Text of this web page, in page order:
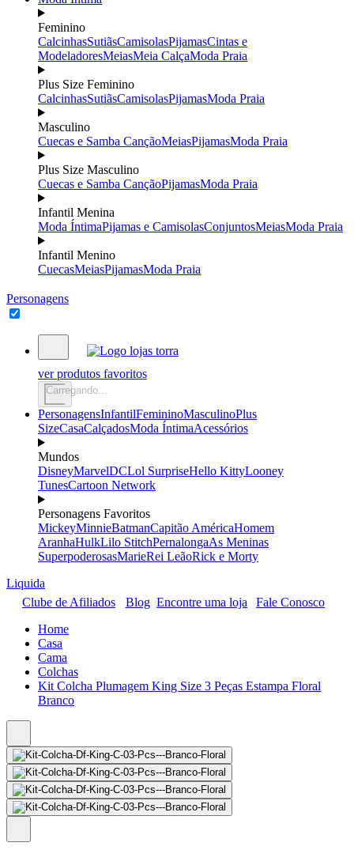
Feminino
CalcinhasSutiãsCamisolasPijamasCintas e
ModeladoresMeiasMeia CalçaModa Praia
Plus Size Feminino
CalcinhasSutiãsCamisolasPijamasModa Praia
Masculino
Cuecas e Samba CançãoMeiasPijamasModa Praia
Plus Size Masculino
Cuecas e Samba CançãoPijamasModa Praia
Infantil Menina
Moda ÍntimaPijamas e CamisolasConjuntosMeiasModa Praia
Infantil Menino
CuecasMeiasPijamasModa Praia
Personagens
ver produtos favoritos
Carregando...
PersonagensInfantilFemininoMasculinoPlus
SizeCasaCalçadosModa ÍntimaAcessórios
Mundos
DisneyMarvelDCLol SurpriseHello KittyLooney
TunesCartoon Network
Personagens Favoritos
MickeyMinnieBatmanCapitão AméricaHomem
AranhaHulkLilo StitchPernalongaAs Meninas
SuperpoderosasMarieRei LeãoRick e Morty
Liquida
Clube de Afiliados
Blog Encontre uma loja
Fale Conosco
Home
Casa
Cama
Colchas
Kit Colcha Plumagem King Size 3 Peças Estampa Floral
Branco